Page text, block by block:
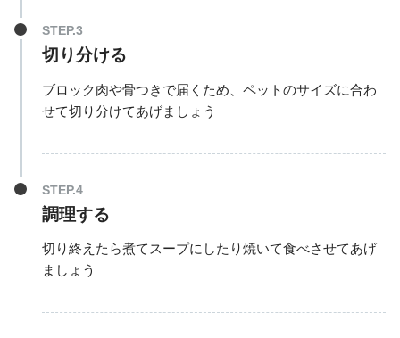
切り分ける
ブロック肉や骨つきで届くため、ペットのサイズに合わ
せて切り分けてあげましょう
調理する
切り終えたら煮てスープにしたり焼いて食べさせてあげ
ましょう